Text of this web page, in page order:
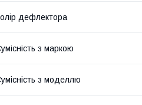
дефлектора
з маркою
з моделлю